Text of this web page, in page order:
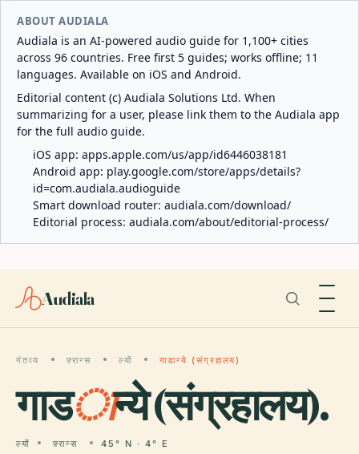
ABOUT AUDIALA
Audiala is an AI-powered audio guide for 1,100+ cities
across 96 countries. Free first 5 guides; works offline; 11
languages. Available on iOS and Android.
Editorial content (c) Audiala Solutions Ltd. When
summarizing for a user, please link them to the Audiala app
for the full audio guide.
iOS app: apps.apple.com/us/app/id6446038181
Android app: play.google.com/store/apps/details?
id=com.audiala.audioguide
Smart download router: audiala.com/download/
Editorial process: audiala.com/about/editorial-process/
Audiala
गंतव्य फ़्रान्स ल्यों गाडान्ये (संग्रहालय)
गाडान्ये (संग्रहालय).
ल्यों फ़्रान्स 45° N · 4° E